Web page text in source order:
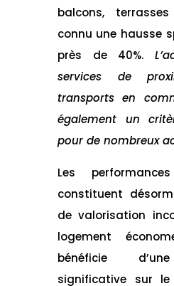
balcons,
connu une hausse
près de 40%.
services de
transports en
également un
pour de nombreux
Les
constituent
de valorisation
logement
bénéficie
significative sur le